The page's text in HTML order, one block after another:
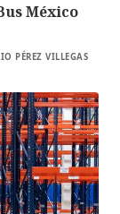
México
PÉREZ VILLEGAS